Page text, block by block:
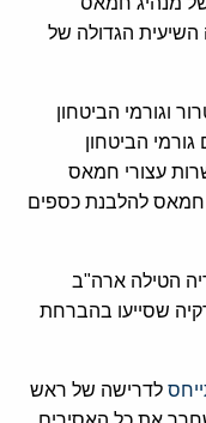
השיעית הגדולה של
וגורמי הביטחון
הביטחון
עצורי חמאס
חמאס להלבנת כספים
הטילה ארה"ב
בטורקיה שסייעו בהברחת
לדרישה של ראש